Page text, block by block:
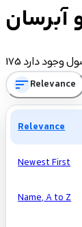
تومان
Manufacturers
آبرسان
sortRelevance
Relevance
Newest First
Name, A to Z